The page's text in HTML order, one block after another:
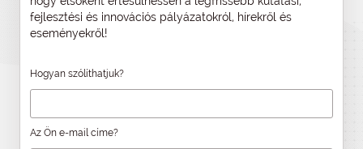
fejlesztési és innovációs pályázatokról, hírekről és
eseményekről!
Hogyan szólíthatjuk?
Az Ön e-mail címe?